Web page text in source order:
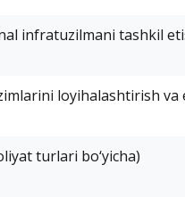
infratuzilmani tashkil
loyihalashtirish
turlari bo‘yicha)